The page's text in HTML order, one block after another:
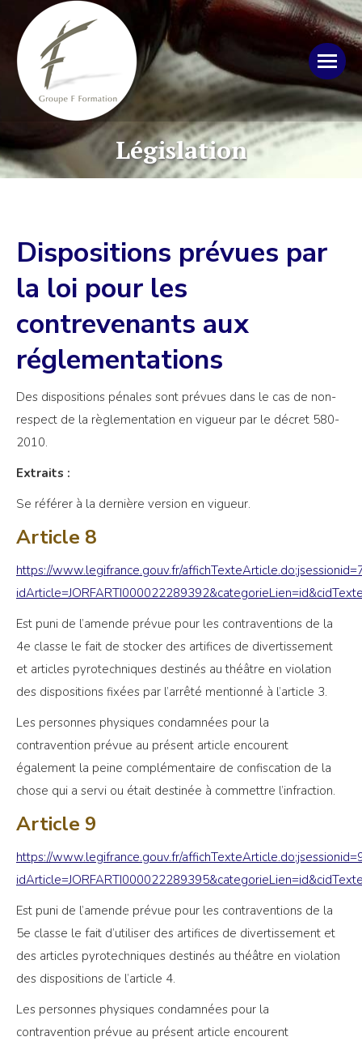
Législation
Dispositions prévues par
la loi pour les
contrevenants aux
réglementations
Des dispositions pénales sont prévues dans le cas de non-
respect de la règlementation en vigueur par le décret 580-
2010.
Extraits :
Se référer à la dernière version en vigueur.
Article 8
https://www.legifrance.gouv.fr/
Est puni de l’amende prévue pour les contraventions de la
4e classe le fait de stocker des artifices de divertissement
et articles pyrotechniques destinés au théâtre en violation
des dispositions fixées par l’arrêté mentionné à l’article 3.
Les personnes physiques condamnées pour la
contravention prévue au présent article encourent
également la peine complémentaire de confiscation de la
chose qui a servi ou était destinée à commettre l’infraction.
Article 9
https://www.legifrance.gouv.fr/
Est puni de l’amende prévue pour les contraventions de la
5e classe le fait d’utiliser des artifices de divertissement et
des articles pyrotechniques destinés au théâtre en violation
des dispositions de l’article 4.
Les personnes physiques condamnées pour la
contravention prévue au présent article encourent